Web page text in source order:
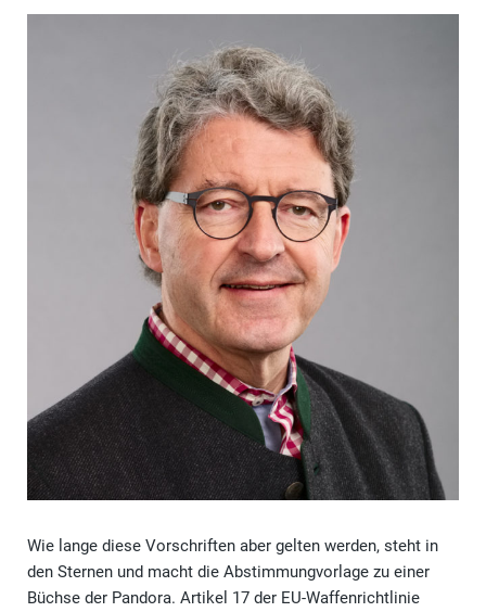
Wie lange diese Vorschriften aber gelten werden, steht in
den Sternen und macht die Abstimmungvorlage zu einer
Büchse der Pandora. Artikel 17 der EU-Waffenrichtlinie